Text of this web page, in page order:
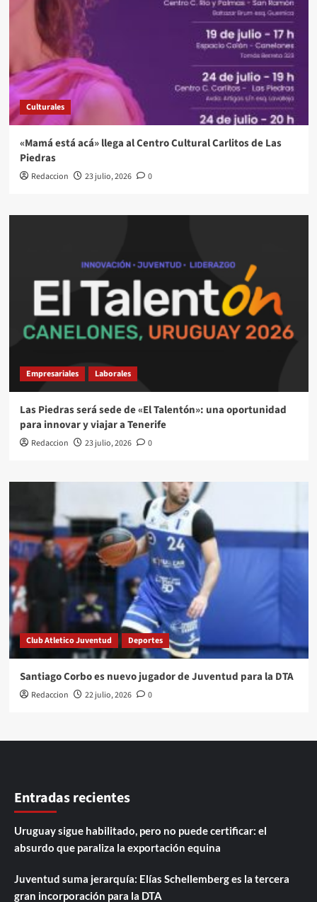
Culturales
«Mamá está acá» llega al Centro Cultural Carlitos de Las
Piedras
Redaccion 23 julio, 2026 0
Empresariales Laborales
Las Piedras será sede de «El Talentón»: una oportunidad
para innovar y viajar a Tenerife
Redaccion 23 julio, 2026 0
Club Atletico Juventud Deportes
Santiago Corbo es nuevo jugador de Juventud para la DTA
Redaccion 22 julio, 2026 0
Entradas recientes
Uruguay sigue habilitado, pero no puede certificar: el
absurdo que paraliza la exportación equina
Juventud suma jerarquía: Elías Schellemberg es la tercera
gran incorporación para la DTA